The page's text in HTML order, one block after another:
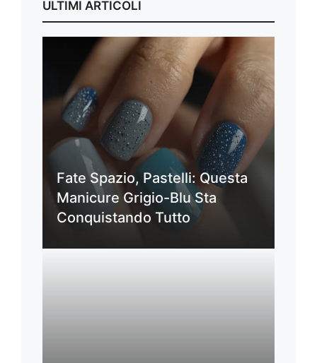
ULTIMI ARTICOLI
Fate Spazio, Pastelli: Questa
Manicure Grigio-Blu Sta
Conquistando Tutto